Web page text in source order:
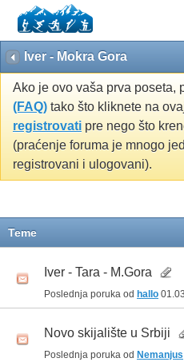
Iver - Mokra Gora
Ako je ovo vaša prva poseta,
(FAQ) tako što kliknete na
registrovati pre nego što
(praćenje foruma je mnogo
registrovani i ulogovani).
Teme
Iver - Tara - M.Gora
Poslednja poruka od hallo
Novo skijalište u Srbiji
Poslednja poruka od Nemanjus